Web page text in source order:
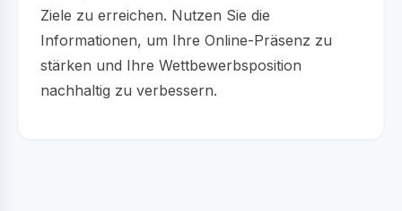
Ziele zu erreichen. Nutzen Sie die
Informationen, um Ihre Online-Präsenz zu
stärken und Ihre Wettbewerbsposition
nachhaltig zu verbessern.